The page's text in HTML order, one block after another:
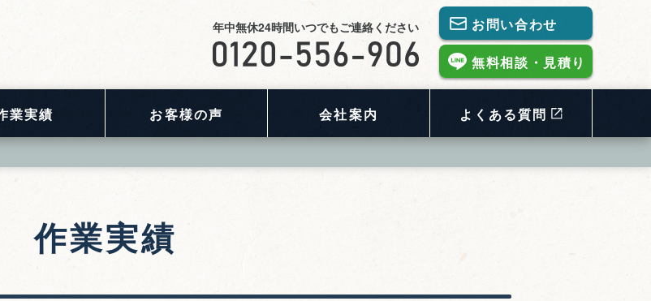
年中無休24時間いつでもご連絡ください お問い合わせ
無料相談・見積り
業実績 お客様の声 会社案内 よくある質問
作業実績